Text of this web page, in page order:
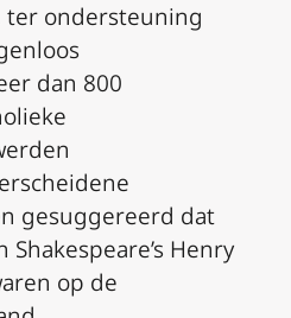
ondersteuning
dan 800
gesuggereerd dat
Henry
op de